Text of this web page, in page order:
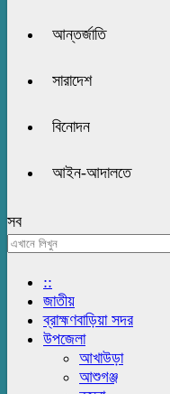
আন্তর্জাতি
সারাদেশ
বিনোদন
আইন-আদালতে
সব
::
জাতীয়
ব্রাহ্মণবাড়িয়া সদর
উপজেলা
আখাউড়া
আশুগঞ্জ